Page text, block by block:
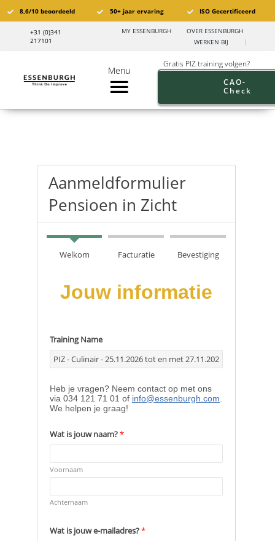
Ga
naar
inhoud
8,6/10 beoordeeld 50+ jaar ervaring ISO Gecertificeerd
+31 (0)341
217101
MY ESSENBURGH
OVER ESSENBURGH
WERKEN BIJ
|
Menu
Toggle
Pensioenblij
Gratis PIZ training volgen?
CAO-
Check